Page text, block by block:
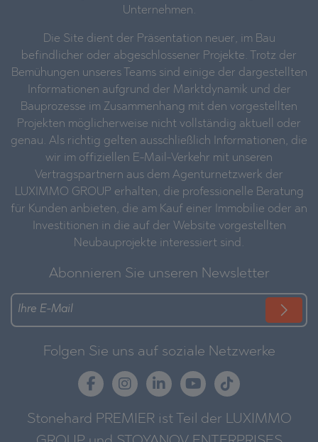
Unternehmen.
Die Site dient der Präsentation neuer, im Bau
befindlicher oder abgeschlossener Projekte. Trotz der
Bemühungen unseres Teams sind einige der dargestellten
Informationen aufgrund der Marktdynamik und der
Bauprozesse im Zusammenhang mit den vorgestellten
Projekten möglicherweise nicht vollständig aktuell oder
genau. Als richtig gelten ausschließlich Informationen, die
wir im offiziellen E-Mail-Verkehr mit unseren
Vertragspartnern aus dem Agenturnetzwerk der
LUXIMMO GROUP erhalten, die professionelle Beratung
für Kunden anbieten, die am Kauf einer Immobilie oder an
Investitionen in die auf der Website vorgestellten
Neubauprojekte interessiert sind.
Abonnieren Sie unseren Newsletter
Folgen Sie uns auf soziale Netzwerke
Stonehard PREMIER ist Teil der LUXIMMO